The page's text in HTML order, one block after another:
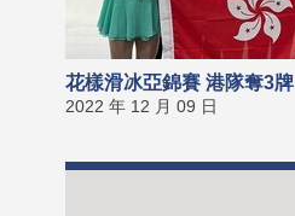
花樣滑冰亞錦賽 港隊奪3牌
2022 年 12 月 09 日